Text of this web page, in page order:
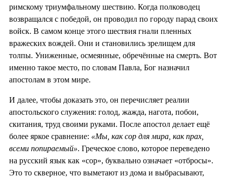
римскому триумфальному шествию. Когда полководец
возвращался с победой, он проводил по городу парад своих
войск. В самом конце этого шествия гнали пленных
вражеских вождей. Они и становились зрелищем для
толпы. Униженные, осмеянные, обречённые на смерть. Вот
именно такое место, по словам Павла, Бог назначил
апостолам в этом мире.
И далее, чтобы доказать это, он перечисляет реалии
апостольского служения: голод, жажда, нагота, побои,
скитания, труд своими руками. После апостол делает ещё
более яркое сравнение: «Мы, как сор для мира, как прах,
всеми попираемый». Греческое слово, которое переведено
на русский язык как «сор», буквально означает «отбросы».
Это то скверное, что выметают из дома и выбрасывают,